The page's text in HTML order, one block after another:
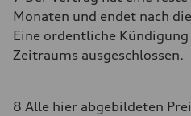
Monaten und endet nach
Eine ordentliche
Zeitraums ausgeschlossen.
8 Alle hier abgebildeten